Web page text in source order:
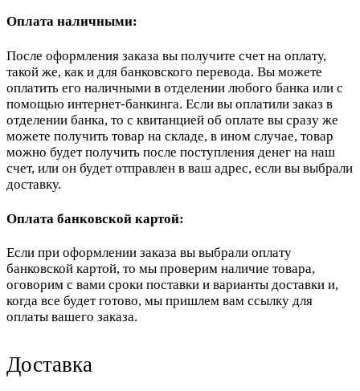
Оплата наличными:
После оформления заказа вы получите счет на оплату,
такой же, как и для банковского перевода. Вы можете
оплатить его наличными в отделении любого банка или с
помощью интернет-банкинга. Если вы оплатили заказ в
отделении банка, то с квитанцией об оплате вы сразу же
можете получить товар на складе, в ином случае, товар
можно будет получить после поступления денег на наш
счет, или он будет отправлен в ваш адрес, если вы выбрали
доставку.
Оплата банковской картой:
Если при оформлении заказа вы выбрали оплату
банковской картой, то мы проверим наличие товара,
оговорим с вами сроки поставки и варианты доставки и,
когда все будет готово, мы пришлем вам ссылку для
оплаты вашего заказа.
Доставка